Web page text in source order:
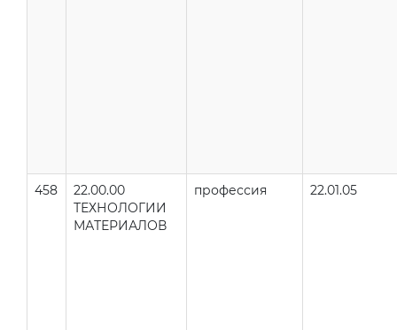
458
22.00.00
ТЕХНОЛОГИИ
МАТЕРИАЛОВ
профессия 22.01.05